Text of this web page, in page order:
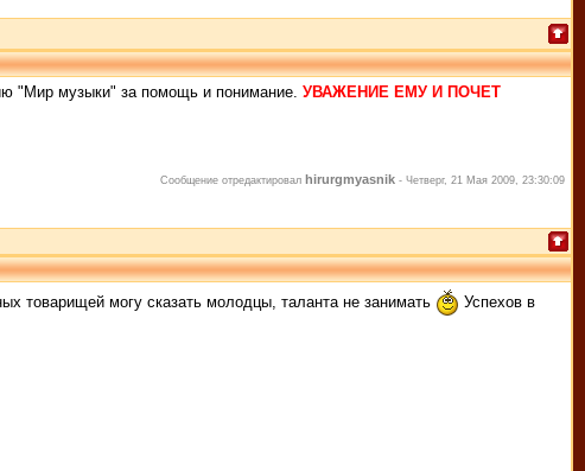
"Мир музыки" за помощь и понимание. УВАЖЕНИЕ ЕМУ И ПОЧЕТ
Сообщение отредактировал hirurgmyasnik - Четверг, 21 Мая 2009, 23:30:09
товарищей могу сказать молодцы, таланта не занимать
Успехов в